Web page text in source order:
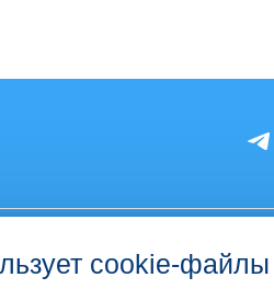
Популярные
cookie-файлы